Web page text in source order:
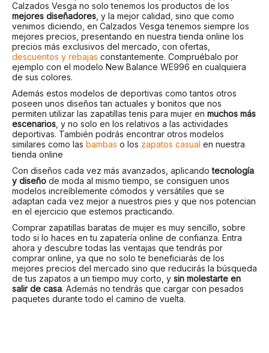
Calzados Vesga no solo tenemos los productos de los
mejores diseñadores, y la mejor calidad, sino que como
venimos diciendo, en Calzados Vesga tenemos siempre los
mejores precios, presentando en nuestra tienda online los
precios más exclusivos del mercado, con ofertas,
descuentos y rebajas constantemente. Compruébalo por
ejemplo con el modelo New Balance WE996 en cualquiera
de sus colores.
Además estos modelos de deportivas como tantos otros
poseen unos diseños tan actuales y bonitos que nos
permiten utilizar las zapatillas tenis para mujer en muchos más
escenarios, y no solo en los relativos a las actividades
deportivas. También podrás encontrar otros modelos
similares como las bambas o los zapatos casual en nuestra
tienda online
Con diseños cada vez más avanzados, aplicandotecnología
y diseño de moda al mismo tiempo, se consiguen unos
modelos increíblemente cómodos y versátiles que se
adaptan cada vez mejor a nuestros pies y que nos potencian
en el ejercicio que estemos practicando.
Comprar zapatillas baratas de mujer es muy sencillo, sobre
todo si lo haces en tu zapatería online de confianza. Entra
ahora y descubre todas las ventajas que tendrás por
comprar online, ya que no solo te beneficiarás de los
mejores precios del mercado sino que reducirás la búsqueda
de tus zapatos a un tiempo muy corto, y sin molestarte en
salir de casa. Además no tendrás que cargar con pesados
paquetes durante todo el camino de vuelta.